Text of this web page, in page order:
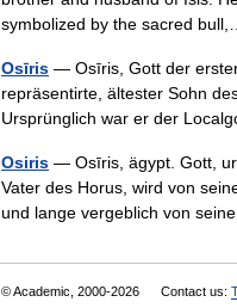
symbolized by the sacred
Osīris — Osīris, Gott der
repräsentirte, ältester Sohn
Ursprünglich war er der
Osiris — Osīris, ägypt. Gott,
Vater des Horus, wird von
und lange vergeblich von
© Academic, 2000-2026 Contact us: